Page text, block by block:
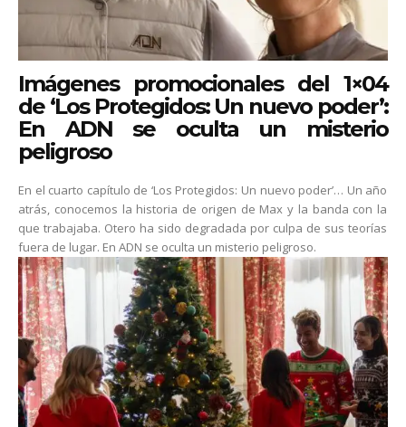
Imágenes promocionales del 1×04
de ‘Los Protegidos: Un nuevo poder’:
En ADN se oculta un misterio
peligroso
En el cuarto capítulo de ‘Los Protegidos: Un nuevo poder’… Un año
atrás, conocemos la historia de origen de Max y la banda con la
que trabajaba. Otero ha sido degradada por culpa de sus teorías
fuera de lugar. En ADN se oculta un misterio peligroso.